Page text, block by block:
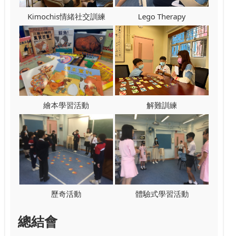
Kimochis情緒社交訓練 Lego Therapy
繪本學習活動 解難訓練
歷奇活動 體驗式學習活動
總結會